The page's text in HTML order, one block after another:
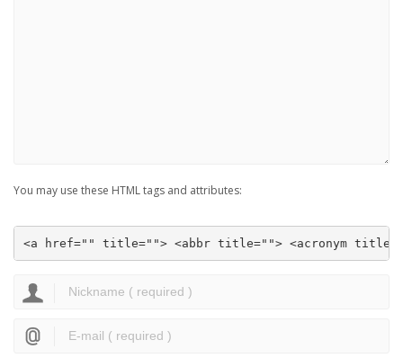
You may use these HTML tags and attributes:
<a href="" title=""> <abbr title=""> <acronym